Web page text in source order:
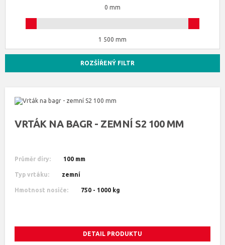
0 mm
1 500 mm
ROZŠÍŘENÝ FILTR
VRTÁK NA BAGR - ZEMNÍ S2 100 MM
Průměr díry: 100 mm
Typ vrtáku: zemní
Hmotnost nosiče: 750 - 1000 kg
DETAIL PRODUKTU